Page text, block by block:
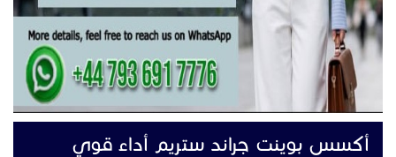
أكسس بوينت جراند ستريم أداء قوي